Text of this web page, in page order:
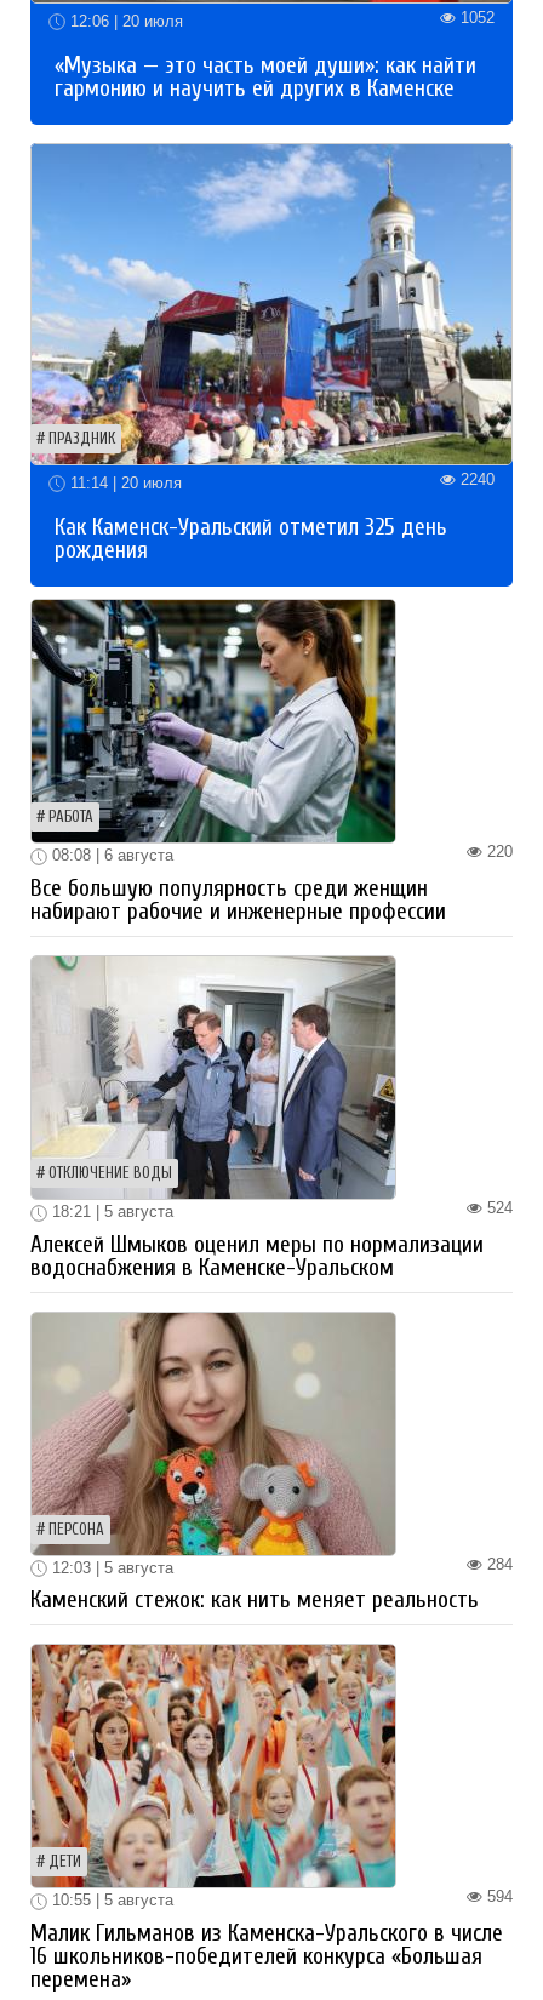
12:06 | 20 июля 1052
«Музыка — это часть моей души»: как найти
гармонию и научить ей других в Каменске
ПРАЗДНИК
11:14 | 20 июля 2240
Как Каменск-Уральский отметил 325 день
рождения
РАБОТА
220
08:08 | 6 августа
Все большую популярность среди женщин
набирают рабочие и инженерные профессии
ОТКЛЮЧЕНИЕ ВОДЫ
524
18:21 | 5 августа
Алексей Шмыков оценил меры по нормализации
водоснабжения в Каменске-Уральском
ПЕРСОНА
284
12:03 | 5 августа
Каменский стежок: как нить меняет реальность
ДЕТИ
594
10:55 | 5 августа
Малик Гильманов из Каменска-Уральского в числе
16 школьников-победителей конкурса «Большая
перемена»